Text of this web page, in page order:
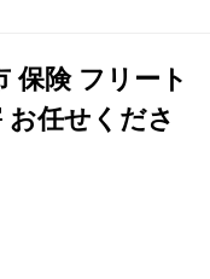
保険 フリート
お任せくださ